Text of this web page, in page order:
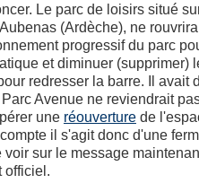
Le parc de loisirs situé
(Ardèche), ne
progressif du parc
et diminuer (supprimer)
redresser la barre. Il avait
Avenue ne reviendrait
une réouverturede
il s'agit donc d'une
sur le message
officiel.